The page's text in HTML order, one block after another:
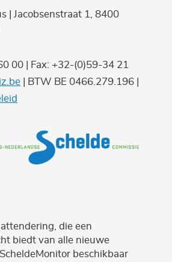
| Jacobsenstraat 1, 8400
00 | Fax: +32-(0)59-34 21
| BTW BE 0466.279.196 |
die een
biedt van alle nieuwe
beschikbaar